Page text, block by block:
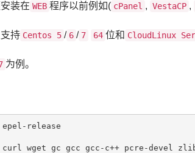
装在 WEB 程序以前例如( cPanel , VestaCP ,
持 Centos 5 / 6 / 7 64 位和 CloudLinux
为例。
epel- release
curl wget gc gcc gcc-c++ pcre-devel